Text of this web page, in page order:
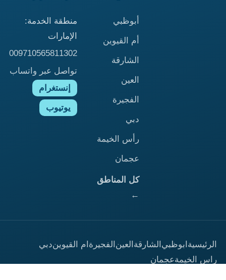
أبوظبي
أم القيوين
الشارقة
العين
الفجيرة
دبي
رأس الخيمة
عجمان
كل المناطق
منطقة الخدمة:
الإمارات
009710565811302
تواصل عبر واتساب
إنستغرام
يوتيوب
الرئيسيةابوظبيالشارقة العينالفجيرةام القيويندبي
راس الخيمةعجمان